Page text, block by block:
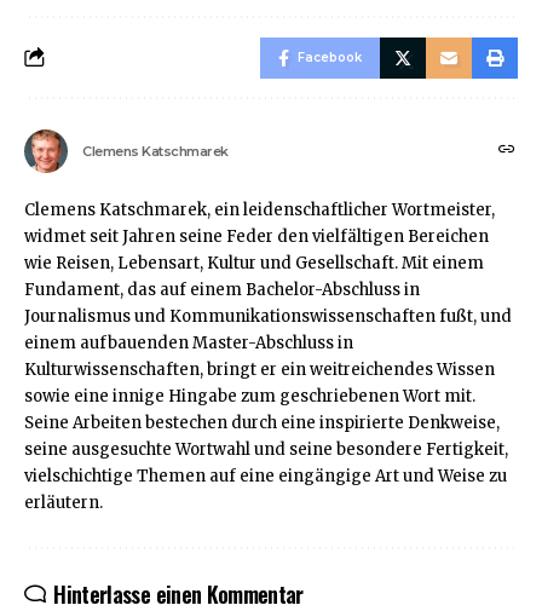
Facebook
Clemens Katschmarek
Clemens Katschmarek, ein leidenschaftlicher Wortmeister,
widmet seit Jahren seine Feder den vielfältigen Bereichen
wie Reisen, Lebensart, Kultur und Gesellschaft. Mit einem
Fundament, das auf einem Bachelor-Abschluss in
Journalismus und Kommunikationswissenschaften fußt, und
einem aufbauenden Master-Abschluss in
Kulturwissenschaften, bringt er ein weitreichendes Wissen
sowie eine innige Hingabe zum geschriebenen Wort mit.
Seine Arbeiten bestechen durch eine inspirierte Denkweise,
seine ausgesuchte Wortwahl und seine besondere Fertigkeit,
vielschichtige Themen auf eine eingängige Art und Weise zu
erläutern.
Hinterlasse einen Kommentar